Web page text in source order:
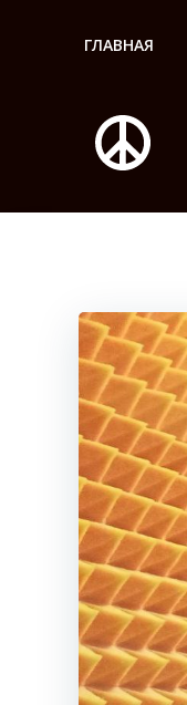
ГЛАВНАЯ